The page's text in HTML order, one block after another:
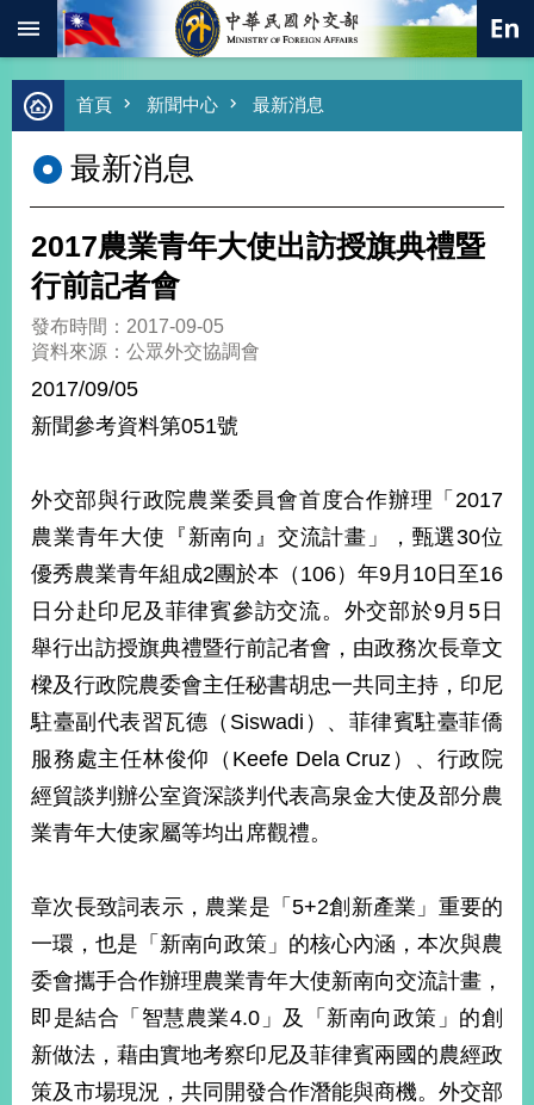
跳到主要內容區塊
進
階
尋
熱
字
總
合
外
價
外
交
經
濟
不
落
國
海
和
平
護
照
頁
站
導
覽
關
於
本
部
首頁 新聞中心 最新消息
最新消息
2017農業青年大使出訪授旗典禮暨
行前記者會
發布時間：2017-09-05
資料來源：公眾外交協調會
2017/09/05
新聞參考資料第051號
外交部與行政院農業委員會首度合作辦理「2017
農業青年大使『新南向』交流計畫」，甄選30位
優秀農業青年組成2團於本（106）年9月10日至16
日分赴印尼及菲律賓參訪交流。外交部於9月5日
舉行出訪授旗典禮暨行前記者會，由政務次長章文
樑及行政院農委會主任秘書胡忠一共同主持，印尼
駐臺副代表習瓦德（Siswadi）、菲律賓駐臺菲僑
服務處主任林俊仰（Keefe Dela Cruz）、行政院
經貿談判辦公室資深談判代表高泉金大使及部分農
業青年大使家屬等均出席觀禮。
章次長致詞表示，農業是「5+2創新產業」重要的
一環，也是「新南向政策」的核心內涵，本次與農
委會攜手合作辦理農業青年大使新南向交流計畫，
即是結合「智慧農業4.0」及「新南向政策」的創
新做法，藉由實地考察印尼及菲律賓兩國的農經政
策及市場現況，共同開發合作潛能與商機。外交部